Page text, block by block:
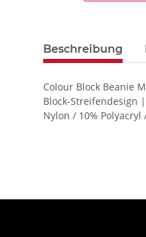
Beschreibung
Colour Block Beanie
Block-Streifendesign
Nylon / 10%